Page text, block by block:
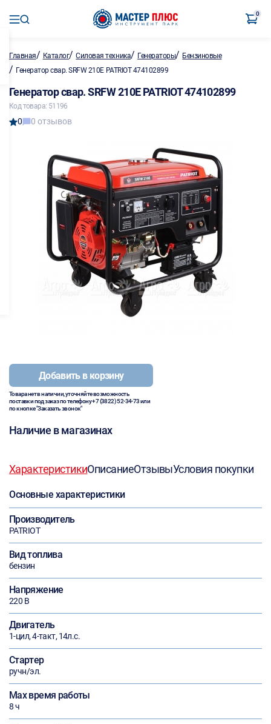
0
Главная/ Каталог/Силовая техника/ Генераторы/ Бензиновые
/ Генератор свар. SRFW 210E PATRIOT 474102899
Генератор свар. SRFW 210E PATRIOT 474102899
Код товара: 51196
0 0 отзывов
Добавить в корзину
Товара нет в наличии, уточняйте возможность
поставки под заказ по телефону+7 (3822) 52-34-73или
по кнопке "Заказать звонок"
Наличие в магазинах
ХарактеристикиОписаниеОтзывыУсловия покупки
Основные характеристики
Производитель
PATRIOT
Вид топлива
бензин
Напряжение
220 В
Двигатель
1-цил, 4-такт, 14л.с.
Стартер
ручн/эл.
Max время работы
8 ч